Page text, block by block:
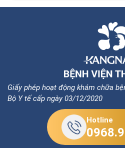
Giấy phép hoạt động khám chữa
Bộ Y tế cấp ngày 03/12/2020
Hotline